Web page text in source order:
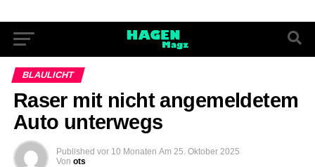
BLAULICHT
Raser mit nicht angemeldetem
Auto unterwegs
Published vor 10 Monaten Am 25. Oktober 2025
Von ots